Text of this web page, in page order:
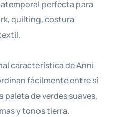
perfecta para
quilting, costura
característica de Anni
fácilmente entre sí
paleta de verdes suaves,
y tonos tierra.